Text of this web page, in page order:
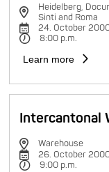
Heidelberg,
Sinti and Roma
24. October
8:00 p.m.
Learn more
Intercantonal
Warehouse
26. October
9:00 p.m.